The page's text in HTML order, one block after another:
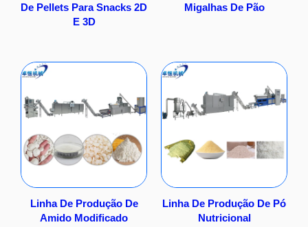
De Pellets Para Snacks 2D
E 3D
Migalhas De Pão
Linha De Produção De
Amido Modificado
Linha De Produção De Pó
Nutricional